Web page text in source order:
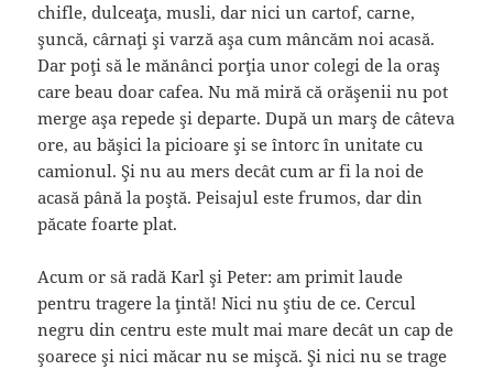
chifle, dulceaţa, musli, dar nici un cartof, carne,
şuncă, cârnaţi şi varză aşa cum mâncăm noi acasă.
Dar poţi să le mănânci porţia unor colegi de la oraş
care beau doar cafea. Nu mă miră că orăşenii nu pot
merge aşa repede şi departe. După un marş de câteva
ore, au băşici la picioare şi se întorc în unitate cu
camionul. Şi nu au mers decât cum ar fi la noi de
acasă până la poştă. Peisajul este frumos, dar din
păcate foarte plat.
Acum or să radă Karl şi Peter: am primit laude
pentru tragere la ţintă! Nici nu ştiu de ce. Cercul
negru din centru este mult mai mare decât un cap de
şoarece şi nici măcar nu se mişcă. Şi nici nu se trage